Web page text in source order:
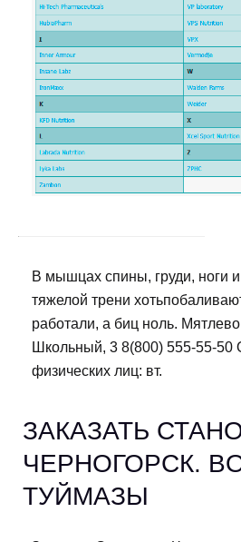
В мышцах спины, груди, ноги
тяжелой трени
работали, а биц ноль.
Школьный, 3 8(800) 555-55-50
физических лиц: вт.
ЗАКАЗАТЬ
ЧЕРНОГОРСК.
ТУЙМАЗЫ